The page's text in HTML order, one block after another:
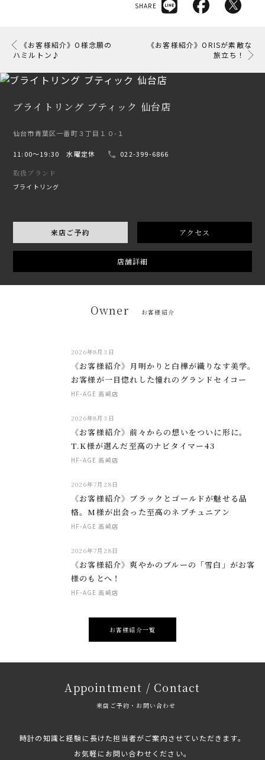
SHARE
《お客様紹介》O様念願の
ハミルトン♪
《お客様紹介》ORISが素敵な
旅立ち！
ブライトリング ブティック 仙台店
仙台市青葉区一番町３丁目１０-１
11:00〜19:30 水曜定休
022-399-6866
取扱ブランド
ブライトリング
来店ご予約 アクセス
店舗詳細
Owner お客様紹介
2026年8月3日
《お客様紹介》月明かりと白樺が織りなす美学。
お客様が一目惚れした憧れのグランドセイコー
HF-AGE 高崎店
2026年8月3日
《お客様紹介》前々からの想いをついに形に。
T.K様が選んだ至高のナビタイマー43
HF-AGE 高崎店
2026年7月28日
《お客様紹介》ブラックとゴールドが魅せる品
格。M様が出会った至高のネプチュニアン
HF-AGE 高崎店
2026年7月28日
《お客様紹介》爽やかのブルーの「雪白」がお客
様のもとへ！
HF-AGE 高崎店
お客様紹介一覧
Appointment / Contact
来店ご予約・お問い合わせ
時計の知識と経験に長けた担当者がご案内させていただきます。
お気軽にお問い合わせください。